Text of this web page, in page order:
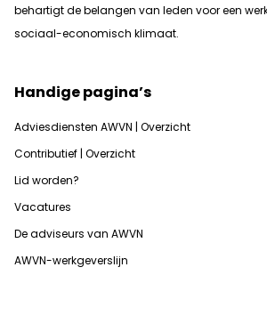
behartigt de belangen van leden voor een
sociaal-economisch klimaat.
Handige pagina’s
Adviesdiensten AWVN | Overzicht
Contributief | Overzicht
Lid worden?
Vacatures
De adviseurs van AWVN
AWVN-werkgeverslijn